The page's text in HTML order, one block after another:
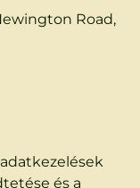
Road,
és a